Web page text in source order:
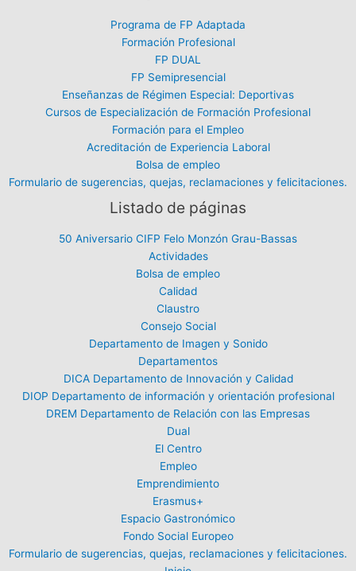
Programa de FP Adaptada
Formación Profesional
FP DUAL
FP Semipresencial
Enseñanzas de Régimen Especial: Deportivas
Cursos de Especialización de Formación Profesional
Formación para el Empleo
Acreditación de Experiencia Laboral
Bolsa de empleo
Formulario de sugerencias, quejas, reclamaciones y felicitaciones.
Listado de páginas
50 Aniversario CIFP Felo Monzón Grau-Bassas
Actividades
Bolsa de empleo
Calidad
Claustro
Consejo Social
Departamento de Imagen y Sonido
Departamentos
DICA Departamento de Innovación y Calidad
DIOP Departamento de información y orientación profesional
DREM Departamento de Relación con las Empresas
Dual
El Centro
Empleo
Emprendimiento
Erasmus+
Espacio Gastronómico
Fondo Social Europeo
Formulario de sugerencias, quejas, reclamaciones y felicitaciones.